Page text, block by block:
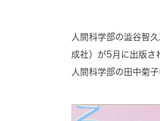
人間科学部の澁谷智
成社）が5月に出版さ
人間科学部の田中菊